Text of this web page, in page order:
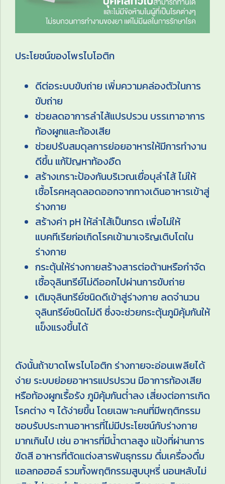
ประโยชน์ของโพรไบโอติก
ดีต่อระบบขับถ่าย เพิ่มความคล่องตัวในการ
ขับถ่าย
ช่วยลดอาการลำไส้แปรปรวน บรรเทาอาการ
ท้องผูกและท้องเสีย
ช่วยปรับสมดุลการย่อยอาหารให้มีการทำงาน
ดีขึ้น แก้ปัญหาท้องอืด
สร้างเกราะป้องกันบริเวณเยื่อบุลำไส้ ไม่ให้
เชื้อโรคหลุดลอดออกจากทางเดินอาหารเข้าสู่
ร่างกาย
สร้างค่า pH ให้ลำไส้เป็นกรด เพื่อไม่ให้
แบคทีเรียก่อเกิดโรคเข้ามาเจริญเติบโตใน
ร่างกาย
กระตุ้นให้ร่างกายสร้างสารต่อต้านหรือกำจัด
เชื้อจุลินทรีย์ไม่ดีออกไปผ่านการขับถ่าย
เติมจุลินทรีย์ชนิดดีเข้าสู่ร่างกาย ลดจำนวน
จุลินทรีย์ชนิดไม่ดี ซึ่งจะช่วยกระตุ้นภูมิคุ้มกันให้
แข็งแรงขึ้นได้
ดังนั้นถ้าขาดโพรไบโอติก ร่างกายจะอ่อนเพลียได้
ง่าย ระบบย่อยอาหารแปรปรวน มีอาการท้องเสีย
หรือท้องผูกเรื้อรัง ภูมิคุ้มกันต่ำลง เสี่ยงต่อการเกิด
โรคต่าง ๆ ได้ง่ายขึ้น โดยเฉพาะคนที่มีพฤติกรรม
ชอบรับประทานอาหารที่ไม่มีประโยชน์กับร่างกาย
มากเกินไป เช่น อาหารที่มีน้ำตาลสูง แป้งที่ผ่านการ
ขัดสี อาหารที่ตัดแต่งสารพันธุกรรม ดื่มเครื่องดื่ม
แอลกอฮอล์ รวมทั้งพฤติกรรมสูบบุหรี่ นอนหลับไม่